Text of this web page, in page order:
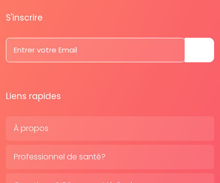
S'inscrire
Liens rapides
À propos
Professionnel de santé?